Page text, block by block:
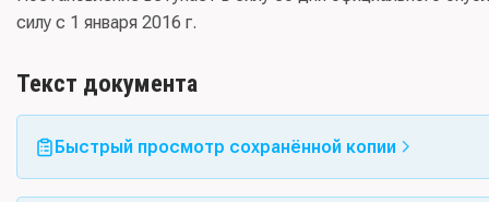
силу с 1 января 2016 г.
Текст документа
Быстрый просмотр сохранённой копии